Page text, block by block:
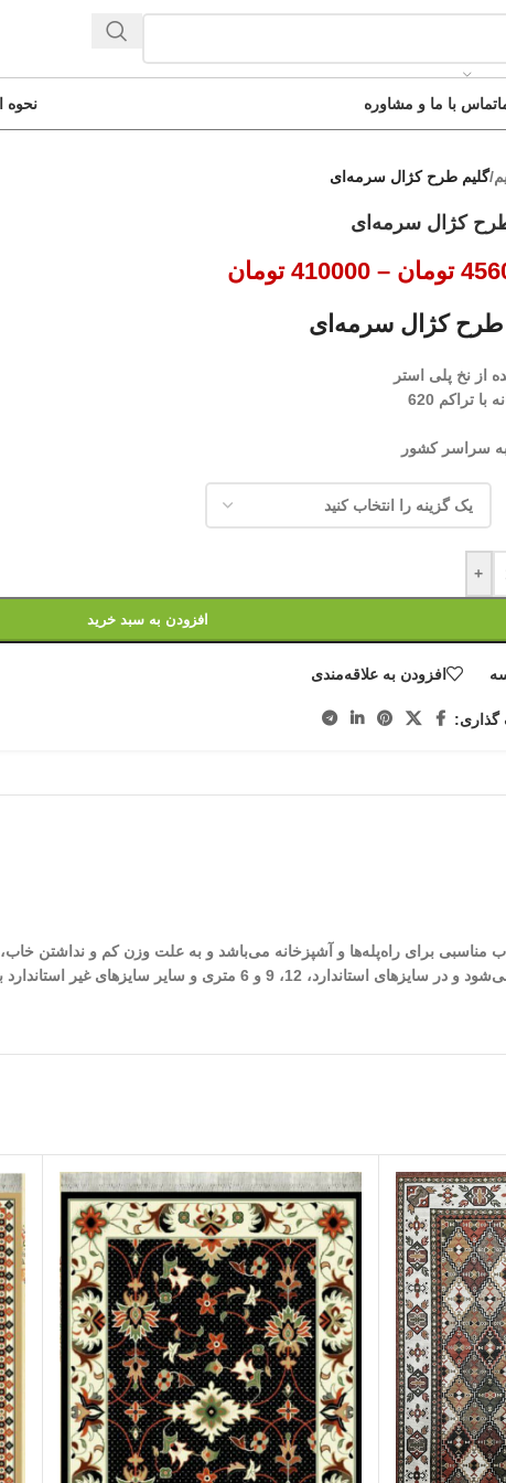
تماس با ما و مشاوره نحوه
/گلیم طرح کژال سرمه‌ای
کژال سرمه‌ای
تومان –
410000 تومان
طرح کژال سرمه‌ای
از نخ پلی استر
سراسر کشور
+
افزودن به سبد خرید
افزودن به علاقه‌مندی
گذاری:
مناسبی برای راه‌پله‌ها و آشپزخانه می‌باشد و به علت وزن کم و نداشتن